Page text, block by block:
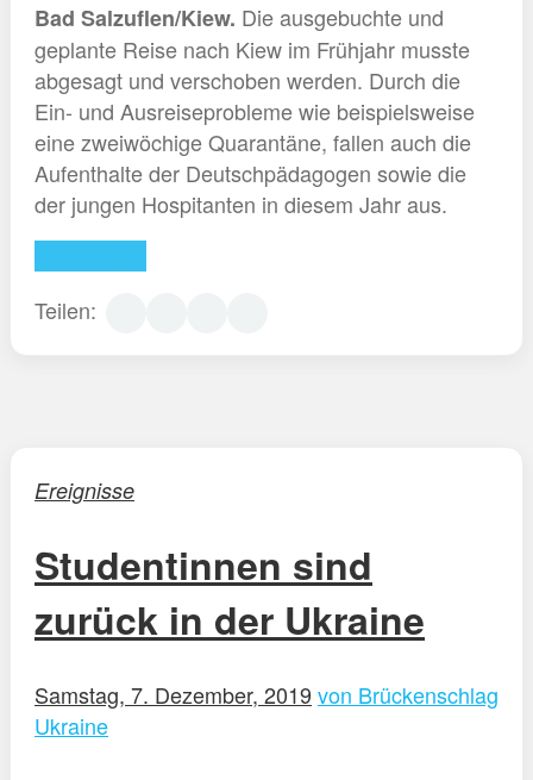
Bad Salzuflen/Kiew. Die ausgebuchte und
geplante Reise nach Kiew im Frühjahr musste
abgesagt und verschoben werden. Durch die
Ein- und Ausreiseprobleme wie beispielsweise
eine zweiwöchige Quarantäne, fallen auch die
Aufenthalte der Deutschpädagogen sowie die
der jungen Hospitanten in diesem Jahr aus.
Teilen:
Ereignisse
Studentinnen sind
zurück in der Ukraine
Samstag, 7. Dezember, 2019 von Brückenschlag
Ukraine